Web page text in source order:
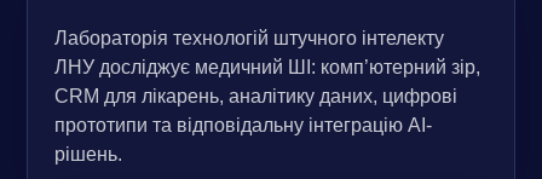
Лабораторія технологій штучного інтелекту
ЛНУ досліджує медичний ШІ: комп’ютерний зір,
CRM для лікарень, аналітику даних, цифрові
прототипи та відповідальну інтеграцію AI-
рішень.